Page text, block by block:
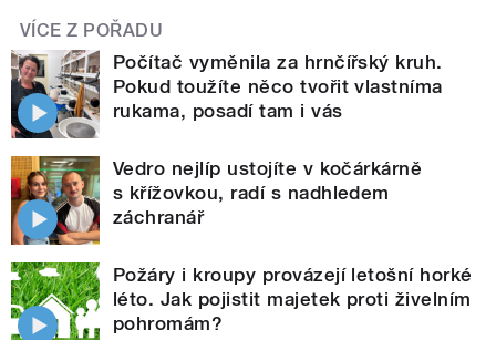
VÍCE Z POŘADU
Počítač vyměnila za hrnčířský kruh.
Pokud toužíte něco tvořit vlastníma
rukama, posadí tam i vás
Vedro nejlíp ustojíte v kočárkárně
s křížovkou, radí s nadhledem
záchranář
Požáry i kroupy provázejí letošní horké
léto. Jak pojistit majetek proti živelním
pohromám?